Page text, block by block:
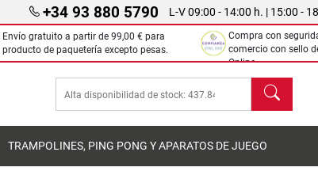
+34 93 880 5790 L-V 09:00 - 14:00 h. | 15:00 -
Envío gratuito a partir de 99,00 € para
producto de paquetería excepto pesas.
Compra con
comercio con sello
Online.
Buscar
TRAMPOLINES, PING PONG Y APARATOS DE JUEGO